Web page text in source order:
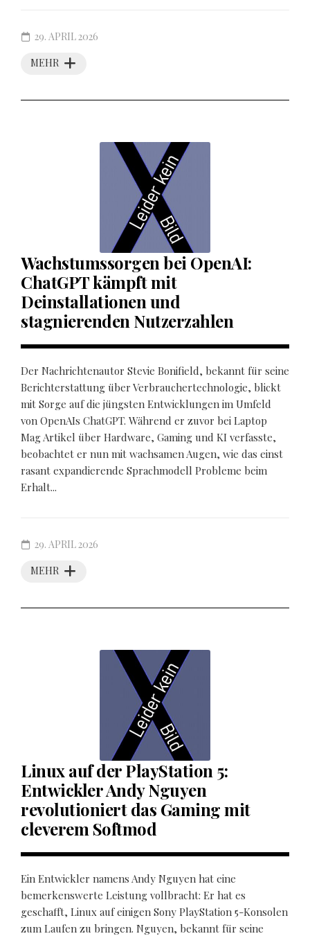
MEHR
29. APRIL 2026
Wachstumssorgen bei OpenAI:
ChatGPT kämpft mit
Deinstallationen und
stagnierenden Nutzerzahlen
Der Nachrichtenautor Stevie Bonifield, bekannt für seine
Berichterstattung über Verbrauchertechnologie, blickt
mit Sorge auf die jüngsten Entwicklungen im Umfeld
von OpenAIs ChatGPT. Während er zuvor bei Laptop
Mag Artikel über Hardware, Gaming und KI verfasste,
beobachtet er nun mit wachsamen Augen, wie das einst
rasant expandierende Sprachmodell Probleme beim
Erhalt...
MEHR
29. APRIL 2026
Linux auf der PlayStation 5:
Entwickler Andy Nguyen
revolutioniert das Gaming mit
cleverem Softmod
Ein Entwickler namens Andy Nguyen hat eine
bemerkenswerte Leistung vollbracht: Er hat es
geschafft, Linux auf einigen Sony PlayStation 5-Konsolen
zum Laufen zu bringen. Nguyen, bekannt für seine